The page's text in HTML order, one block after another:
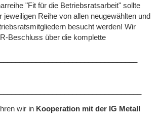
"Fit für die Betriebsratsarbeit" sollte
jeweiligen Reihe von allen neugewählten und
besucht werden! Wir
Beschluss über die komplette
wir in Kooperation mit der IG Metall